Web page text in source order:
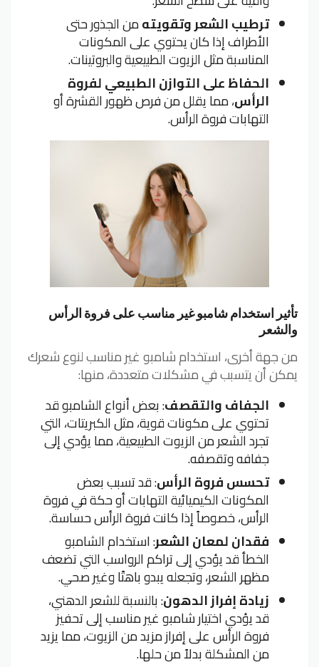
ترطيب الشعر وتقويتهمن الجذور حتى
الأطراف إذا كان يحتوي على المكونات
المناسبة مثل الزيوت الطبيعية والبروتينات.
الحفاظ على التوازن الطبيعي لفروة
الرأس، مما يقلل من فرص ظهور القشرة أو
التهابات فروة الرأس.
تأثير استخدام شامبو غير مناسب على فروة الرأس
والشعر
من جهة أخرى، استخدام شامبو غير مناسب لنوع شعرك
يمكن أن يتسبب في مشكلات متعددة، منها:
الجفاف والتقصف: بعض أنواع الشامبو قد
تحتوي على مكونات قوية، مثل الكبريتات، التي
تجرد الشعر من الزيوت الطبيعية، مما يؤدي إلى
جفافه وتقصفه.
تحسس فروة الرأس: قد تسبب بعض
المكونات الكيميائية التهابات أو حكة في فروة
الرأس، خصوصاً إذا كانت فروة الرأس حساسة.
فقدان لمعان الشعر: استخدام الشامبو
الخطأ قد يؤدي إلى تراكم الرواسب التي تضعف
مظهر الشعر، وتجعله يبدو باهتًا وغير صحي.
زيادة إفراز الدهون: بالنسبة للشعر الدهني،
قد يؤدي اختيار شامبو غير مناسب إلى تحفيز
فروة الرأس على إفراز مزيد من الزيوت، مما يزيد
من المشكلة بدلاً من حلها.